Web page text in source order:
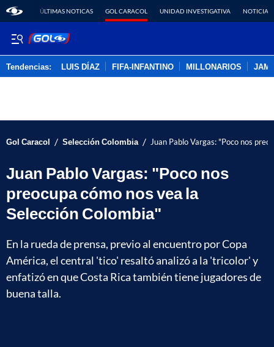
ÚLTIMAS NOTICAS GOL CARACOL UNIDAD INVESTIGATIVA NOTICIAS
Tendencias: LUIS DÍAZ FIFA-INFANTINO MILLONARIOS
Gol Caracol / Selección Colombia / Juan Pablo Vargas: "Poco nos
Juan Pablo Vargas: "Poco nos
preocupa cómo nos vea la
Selección Colombia"
En la rueda de prensa, previo al encuentro por Copa
América, el central 'tico' resaltó analizó a la 'tricolor' y
enfatizó en que Costa Rica también tiene jugadores de
buena talla.